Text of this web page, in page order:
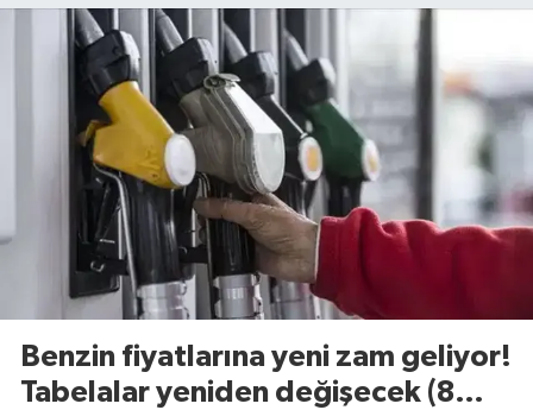
Benzin fiyatlarına yeni zam geliyor!
Tabelalar yeniden değişecek (8